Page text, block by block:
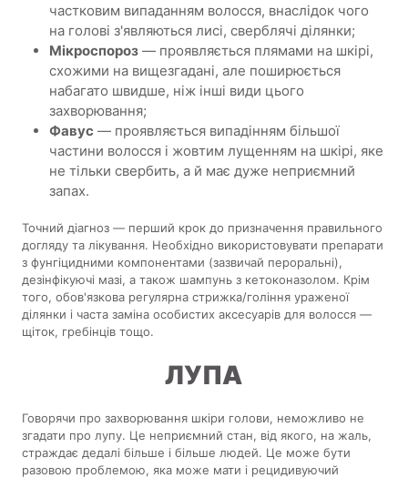
частковим випаданням волосся, внаслідок чого
на голові з'являються лисі, сверблячі ділянки;
Мікроспороз — проявляється плямами на шкірі,
схожими на вищезгадані, але поширюється
набагато швидше, ніж інші види цього
захворювання;
Фавус — проявляється випадінням більшої
частини волосся і жовтим лущенням на шкірі, яке
не тільки свербить, а й має дуже неприємний
запах.
Точний діагноз — перший крок до призначення правильного
догляду та лікування. Необхідно використовувати препарати
з фунгіцидними компонентами (зазвичай пероральні),
дезінфікуючі мазі, а також шампунь з кетоконазолом. Крім
того, обов'язкова регулярна стрижка/гоління ураженої
ділянки і часта заміна особистих аксесуарів для волосся —
щіток, гребінців тощо.
ЛУПА
Говорячи про захворювання шкіри голови, неможливо не
згадати про лупу. Це неприємний стан, від якого, на жаль,
страждає дедалі більше і більше людей. Це може бути
разовою проблемою, яка може мати і рецидивуючий